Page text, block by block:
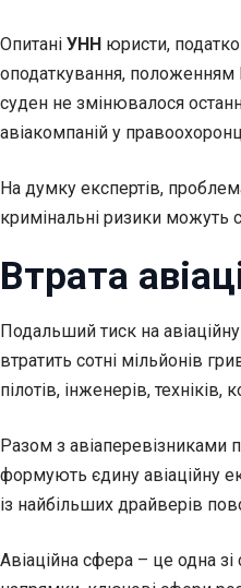
Опитані УНН юристи,
оподаткування, положенням
суден не змінювалося
авіакомпаній у
На думку експертів,
кримінальні ризики можуть
Втрата
Подальший тиск на
втратить сотні мільйонів
пілотів, інженерів, техніків,
Разом з авіаперевізниками
формують єдину авіаційну
із найбільших драйверів
Авіаційна сфера – це одна